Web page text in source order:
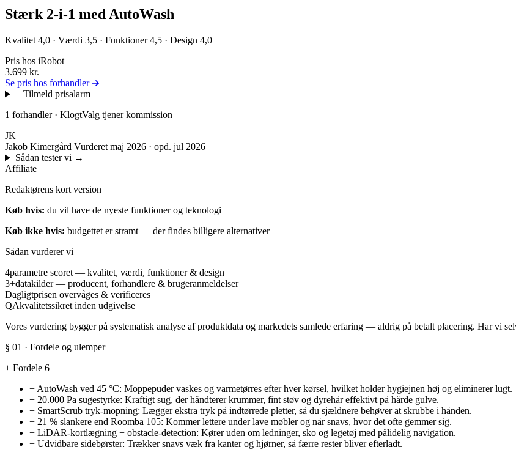
Stærk 2-i-1 med AutoWash
Kvalitet 4,0 · Værdi 3,5 · Funktioner 4,5 · Design 4,0
Pris hos iRobot
3.699 kr.
Se pris hos forhandler
+ Tilmeld prisalarm
1 forhandler · KlogtValg tjener kommission
JK
Jakob Kimergård Vurderet maj 2026 · opd. jul 2026
Sådan tester vi →
Affiliate
Redaktørens kort version
Køb hvis: du vil have de nyeste funktioner og teknologi
Køb ikke hvis: budgettet er stramt — der findes billigere alternativer
Sådan vurderer vi
4parametre scoret — kvalitet, værdi, funktioner & design
3+datakilder — producent, forhandlere & brugeranmeldelser
Dagligtprisen overvåges & verificeres
QAkvalitetssikret inden udgivelse
Vores vurdering bygger på systematisk analyse af produktdata og markedets samlede erfaring — aldrig på betalt placering. Har vi
§ 01 · Fordele og ulemper
+ Fordele 6
+ AutoWash ved 45 °C: Moppepuder vaskes og varmetørres efter hver kørsel, hvilket holder hygiejnen høj og eliminerer lugt.
+ 20.000 Pa sugestyrke: Kraftigt sug, der håndterer krummer, fint støv og dyrehår effektivt på hårde gulve.
+ SmartScrub tryk-mopning: Lægger ekstra tryk på indtørrede pletter, så du sjældnere behøver at skrubbe i hånden.
+ 21 % slankere end Roomba 105: Kommer lettere under lave møbler og når snavs, hvor det ofte gemmer sig.
+ LiDAR-kortlægning + obstacle-detection: Kører uden om ledninger, sko og legetøj med pålidelig navigation.
+ Udvidbare sidebørster: Trækker snavs væk fra kanter og hjørner, så færre rester bliver efterladt.